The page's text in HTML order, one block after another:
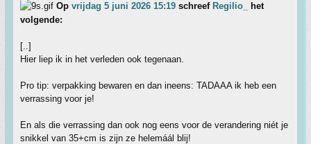
Op vrijdag 5 juni 2026 15:19 schreef Regilio_
het
volgende:
[..]
Hier liep ik in het verleden ook tegenaan.
Pro tip: verpakking bewaren en dan ineens: TADAAA ik heb een
verrassing voor je!
En als die verrassing dan ook nog eens voor de verandering niét je
snikkel van 35+cm is zijn ze helemáál blij!